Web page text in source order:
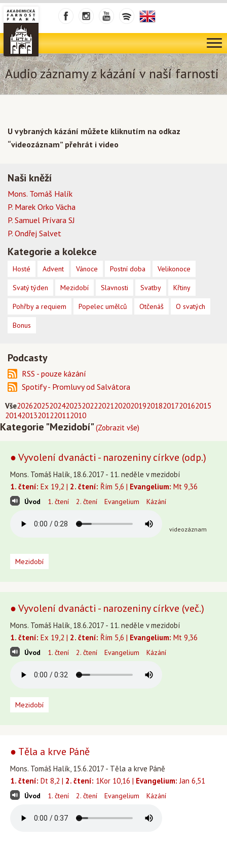
Audio záznamy z kázání v naší farnosti
Vše202620252024202320222021202020192018201720162015
20142013201220112010
Kategorie "Mezidobí"(Zobrazit vše)
● Vyvolení dvanácti - narozeniny církve (odp.)
Mons. Tomáš Halík, 18.6.2017 - 11. neděle v mezidobí
1. čtení: Ex 19,2 | 2. čtení: Řím 5,6 | Evangelium: Mt 9,36
Úvod 1. čtení 2. čtení Evangelium Kázání
videozáznam
Mezidobí
● Vyvolení dvanácti - narozeniny církve (več.)
Mons. Tomáš Halík, 18.6.2017 - 11. neděle v mezidobí
1. čtení: Ex 19,2 | 2. čtení: Řím 5,6 | Evangelium: Mt 9,36
Úvod 1. čtení 2. čtení Evangelium Kázání
Mezidobí
● Těla a krve Páně
Mons. Tomáš Halík, 15.6.2017 - Těla a krve Páně
1. čtení: Dt 8,2 | 2. čtení: 1Kor 10,16 | Evangelium: Jan 6,51
Úvod 1. čtení 2. čtení Evangelium Kázání
U vybraných kázání můžete kliknutím na odkaz
“videozáznam” přehrát i video
Naši kněží
Mons. Tomáš Halík
P. Marek Orko Vácha
P. Samuel Prívara SJ
P. Ondřej Salvet
Kategorie a kolekce
Hosté Advent Vánoce Postní doba Velikonoce
Svatý týden Mezidobí Slavnosti Svatby Křtiny
Pohřby a requiem Popelec umělců Otčenáš O svatých
Bonus
Podcasty
RSS - pouze kázání
Spotify - Promluvy od Salvátora